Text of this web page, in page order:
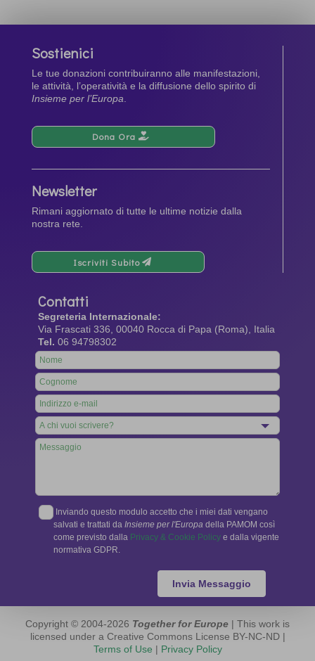
Sostienici
Le tue donazioni contribuiranno alle manifestazioni,
le attività, l’operatività e la diffusione dello spirito di
Insieme per l’Europa
Dona Ora
Newsletter
Rimani aggiornato di tutte le ultime notizie dalla
nostra rete.
Iscriviti Subito
Contatti
Segreteria Internazionale:
Via Frascati 336, 00040 Rocca di Papa (Roma), Italia
Tel. 06 94798302
Leave
this
field
blank
Inviando questo modulo accetto che i miei dati vengano
salvati e trattati da Insieme per l'Europa della PAMOM così
come previsto dalla Privacy & Cookie Policy e dalla vigente
normativa GDPR.
Invia Messaggio
Copyright © 2004-2026 Together for Europe | This work is
licensed under a Creative Commons License BY-NC-ND |
Terms of Use | Privacy Policy